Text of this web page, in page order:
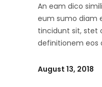
An eam dico
eum sumo diam
tincidunt sit, stet
definitionem eos
August 13, 2018